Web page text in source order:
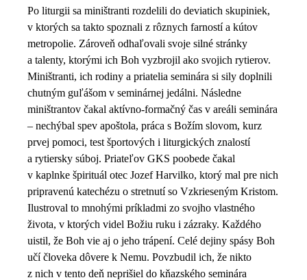
Po liturgii sa miništranti rozdelili do deviatich skupiniek,
v ktorých sa takto spoznali z rôznych farností a kútov
metropolie. Zároveň odhaľovali svoje silné stránky
a talenty, ktorými ich Boh vyzbrojil ako svojich rytierov.
Miništranti, ich rodiny a priatelia seminára si sily doplnili
chutným guľášom v seminárnej jedálni. Následne
miništrantov čakal aktívno-formačný čas v areáli seminára
– nechýbal spev apoštola, práca s Božím slovom, kurz
prvej pomoci, test športových i liturgických znalostí
a rytiersky súboj. Priateľov GKS poobede čakal
v kaplnke špirituál otec Jozef Harvilko, ktorý mal pre nich
pripravenú katechézu o stretnutí so Vzkrieseným Kristom.
Ilustroval to mnohými príkladmi zo svojho vlastného
života, v ktorých videl Božiu ruku i zázraky. Každého
uistil, že Boh vie aj o jeho trápení. Celé dejiny spásy Boh
učí človeka dôvere k Nemu. Povzbudil ich, že nikto
z nich v tento deň neprišiel do kňazského seminára